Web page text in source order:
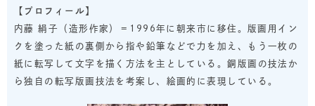
【プロフィール】
内藤 絹子（造形作家）＝1996年に朝来市に移住。版画用イン
クを塗った紙の裏側から指や鉛筆などで力を加え、もう一枚の
紙に転写して文字を描く方法を主としている。銅版画の技法か
ら独自の転写版画技法を考案し、絵画的に表現している。